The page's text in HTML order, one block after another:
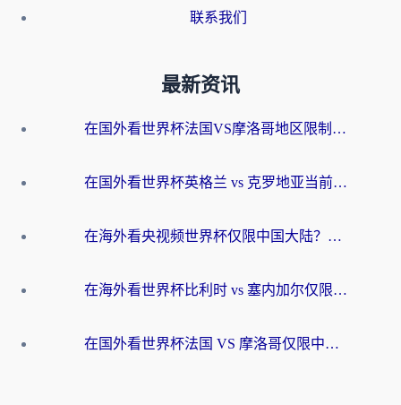
联系我们
最新资讯
在国外看世界杯法国VS摩洛哥地区限制？这篇指南让你流畅看中文解说无压力
在国外看世界杯英格兰 vs 克罗地亚当前地区不可播放？这篇指南帮你搞定所有海外观赛难题
在海外看央视频世界杯仅限中国大陆？这篇指南帮你解锁中文解说+无卡顿直播
在海外看世界杯比利时 vs 塞内加尔仅限中国大陆？我找到了最流畅的中文解说之路
在国外看世界杯法国 VS 摩洛哥仅限中国大陆？海外党这样看中文解说赛事不卡顿